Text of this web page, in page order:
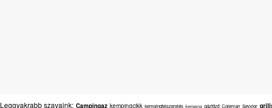
Leggyakrabb szavaink: Campingaz kempingcikk kempingfelszerelés kemping gázfőző Coleman Sevylor